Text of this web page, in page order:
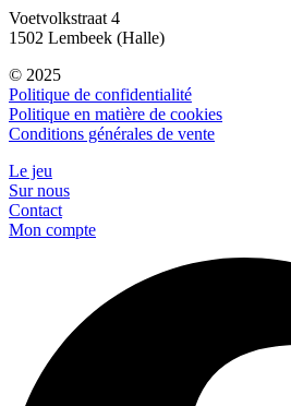
Voetvolkstraat 4
1502 Lembeek (Halle)
© 2025
Politique de confidentialité
Politique en matière de cookies
Conditions générales de vente
Le jeu
Sur nous
Contact
Mon compte